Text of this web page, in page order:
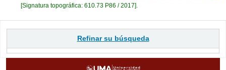
Refinar su búsqueda
Signatura topográfica: 610.73 P86 / 2017 .